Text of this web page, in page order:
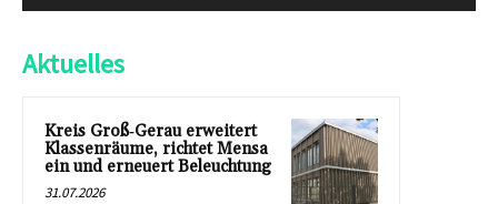
Aktuelles
Kreis Groß‑Gerau erweitert
Klassenräume, richtet Mensa
ein und erneuert Beleuchtung
31.07.2026